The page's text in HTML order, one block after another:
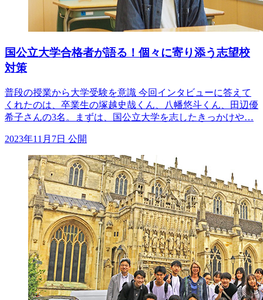
国公立大学合格者が語る！個々に寄り添う志望校
対策
普段の授業から大学受験を意識 今回インタビューに答えて
くれたのは、卒業生の塚越史哉くん、八幡悠斗くん、田辺優
希子さんの3名。まずは、国公立大学を志したきっかけや…
2023年11月7日 公開